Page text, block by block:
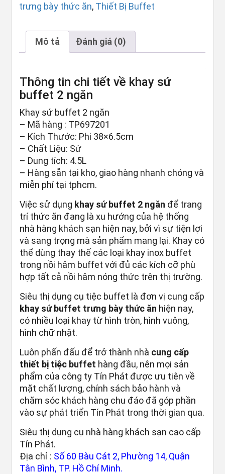
trưng bày thức ăn, Thiết Bị Buffet
Mô tả Đánh giá (0)
Thông tin chi tiết về khay sứ
buffet 2 ngăn
Khay sứ buffet 2 ngăn
– Mã hàng : TP697201
– Kích Thước: Phi 38×6.5cm
– Chất Liệu: Sứ
– Dung tích: 4.5L
– Hàng sẵn tại kho, giao hàng nhanh chóng và
miễn phí tại tphcm.
Việc sử dụng khay sứ buffet 2 ngăn để trang
trí thức ăn đang là xu hướng của hệ thống
nhà hàng khách sạn hiện nay, bởi vì sự tiện lợi
và sang trọng mà sản phẩm mang lại. Khay có
thể dùng thay thế các loại khay inox buffet
trong nồi hâm buffet với đủ các kích cỡ phù
hợp tất cả nồi hâm nóng thức trên thị trường.
Siêu thị dụng cụ tiệc buffet là đơn vị cung cấp
khay sứ buffet trưng bày thức ăn hiện nay,
có nhiều loại khay từ hình tròn, hình vuông,
hình chữ nhật.
Luôn phấn đấu để trở thành nhà cung cấp
thiết bị tiệc buffet hàng đầu, nên mọi sản
phẩm của công ty Tín Phát được ưu tiên về
mặt chất lượng, chính sách bảo hành và
chăm sóc khách hàng chu đáo đã góp phần
vào sự phát triển Tín Phát trong thời gian qua.
Siêu thị dụng cụ nhà hàng khách sạn cao cấp
Tín Phát.
Địa chỉ : Số 60 Bàu Cát 2, Phường 14, Quận
Tân Bình, TP. Hồ Chí Minh.